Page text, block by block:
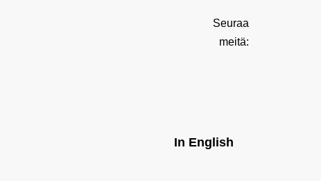
Seuraa
meitä:
In English